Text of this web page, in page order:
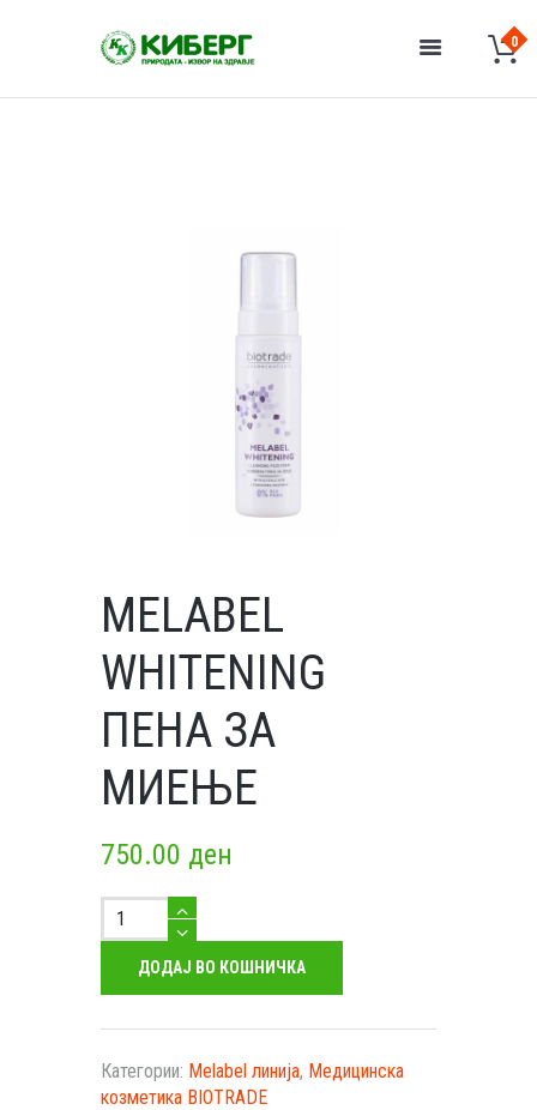
MELABEL
WHITENING
ПЕНА ЗА
МИЕЊЕ
750.00 ден
Melabel
Whitening
ДОДАЈ ВО КОШНИЧКА
Категории: Melabel линија, Медицинска
козметика BIOTRADE